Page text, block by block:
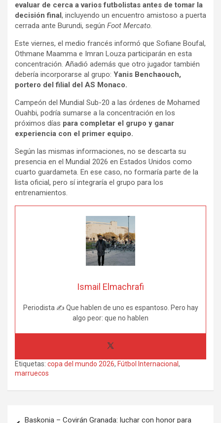
evaluar de cerca a varios futbolistas antes de tomar la
decisión final , incluyendo un encuentro amistoso a puerta
cerrada ante Burundi, según Foot Mercato.
Este viernes, el medio francés informó que Sofiane Boufal,
Othmane Maamma e Imran Louza participarán en esta
concentración. Añadió además que otro jugador también
debería incorporarse al grupo: Yanis Benchaouch,
portero del filial del AS Monaco.
Campeón del Mundial Sub-20 a las órdenes de Mohamed
Ouahbi, podría sumarse a la concentración en los
próximos días para completar el grupo y ganar
experiencia con el primer equipo.
Según las mismas informaciones, no se descarta su
presencia en el Mundial 2026 en Estados Unidos como
cuarto guardameta. En ese caso, no formaría parte de la
lista oficial, pero sí integraría el grupo para los
entrenamientos.
Ismail Elmachrafi
Periodista ✍ Que hablen de uno es espantoso. Pero hay
algo peor: que no hablen
Etiquetas: copa del mundo 2026, Fútbol Internacional,
marruecos
Baskonia – Covirán Granada: luchar con honor para